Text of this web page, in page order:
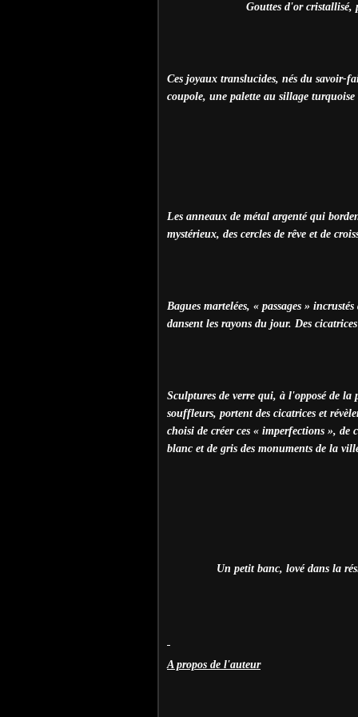
Gouttes d'or cristallisé,
Ces joyaux translucides, nés du savoir-
coupole, une palette au sillage turquoise
Les anneaux de métal argenté qui
mystérieux, des cercles de rêve et de
Bagues martelées, « passages »
dansent les rayons du jour. Des
Sculptures de verre qui, à l'opposé de
souffleurs, portent des cicatrices et
choisi de créer ces « imperfections », de
blanc et de gris des monuments de la
Un petit banc, lové dans la
A propos de l'auteur